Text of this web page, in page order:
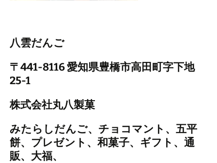
八雲だんご
〒441-8116 愛知県豊橋市高田町字下地
25-1
株式会社丸八製菓
みたらしだんご、チョコマント、五平
餅、プレゼント、和菓子、ギフト、通
販、大福、